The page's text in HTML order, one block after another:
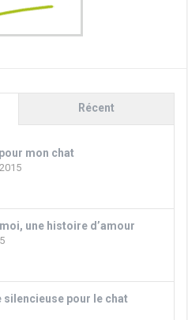
Récent
mon chat
une histoire d’amour
silencieuse pour le chat